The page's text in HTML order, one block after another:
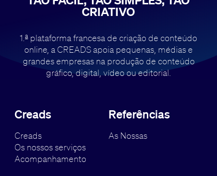
CRIATIVO
1.ª plataforma francesa de criação de conteúdo
online, a CREADS apoia pequenas, médias e
grandes empresas na produção de conteúdo
gráfico, digital, vídeo ou editorial.
Creads
Creads
Os nossos serviços
Acompanhamento
Referências
As Nossas